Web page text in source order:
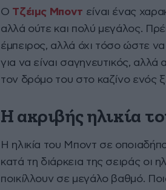
Ο Τζέιμς Μποντ είναι ένας
αλλά ούτε και πολύ μεγάλος.
έμπειρος, αλλά όχι τόσο ώστε
για να είναι σαγηνευτικός,
τον δρόμο του στο καζίνο ενός
Η ακριβής ηλικία
Η ηλικία του Μποντ σε
κατά τη διάρκεια της σειράς οι
ποικίλλουν σε μεγάλο βαθμό.